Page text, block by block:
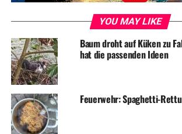
YOU MAY LIKE
Baum droht auf Küken zu
hat die passenden Ideen
Feuerwehr: Spaghetti-